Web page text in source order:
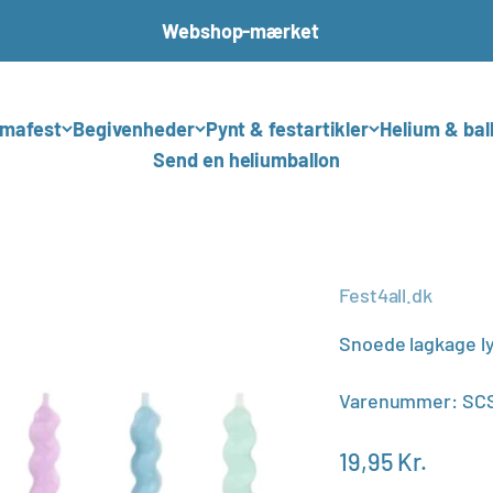
Webshop-mærket
Begivenheder Pynt & festartikler Helium &
Send en heliumballon
Fest4all.dk
Snoede lagkage
Varenummer:
Salgspris
19,95 Kr.